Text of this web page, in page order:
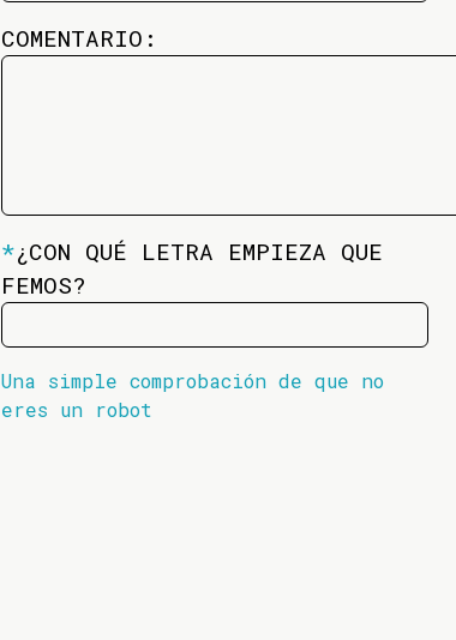
COMENTARIO:
*¿CON QUÉ LETRA EMPIEZA QUE
FEMOS?
Una simple comprobación de que no
eres un robot